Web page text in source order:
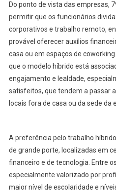
Do ponto de vista das empresas,
permitir que os funcionários
corporativos e trabalho remoto,
provável oferecer auxílios
casa ou em espaços de
que o modelo híbrido está
engajamento e lealdade,
satisfeitos, que tendem a passar
locais fora de casa ou da sede da
A preferência pelo trabalho
de grande porte, localizadas em
financeiro e de tecnologia. Entre
especialmente valorizado por
maior nível de escolaridade e